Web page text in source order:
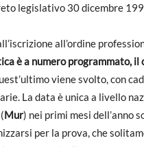
legislativo 30 dicembre
all’ordine
è a numero programmato, il
viene svolto, con
La data è unica a livello
Mur) nei primi mesi dell’anno
per la prova, che